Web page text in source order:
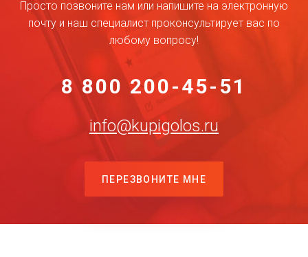
Просто позвоните нам или напишите на электронную
почту и наш специалист проконсультирует вас по
любому вопросу!
8 800 200-45-51
info@kupigolos.ru
ПЕРЕЗВОНИТЕ МНЕ